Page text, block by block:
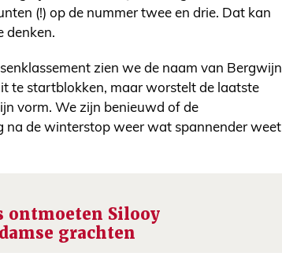
(!) op de nummer twee en drie. Dat kan
denken.
zien we de naam van Bergwijn
te startblokken, maar worstelt de laatste
vorm. We zijn benieuwd of de
na de winterstop weer wat spannender weet
ontmoeten Silooy
grachten